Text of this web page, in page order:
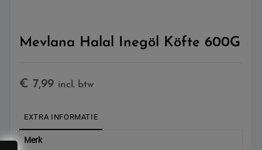
Mevlana Halal Inegöl Köfte 600G
€ 7,99 incl. btw
EXTRA INFORMATIE
Merk